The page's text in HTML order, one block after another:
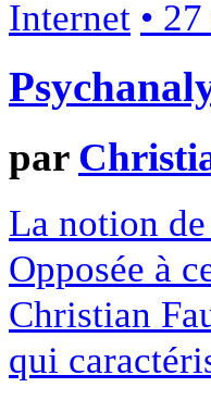
Internet •
par
La notion
Opposée à
Christian
qui